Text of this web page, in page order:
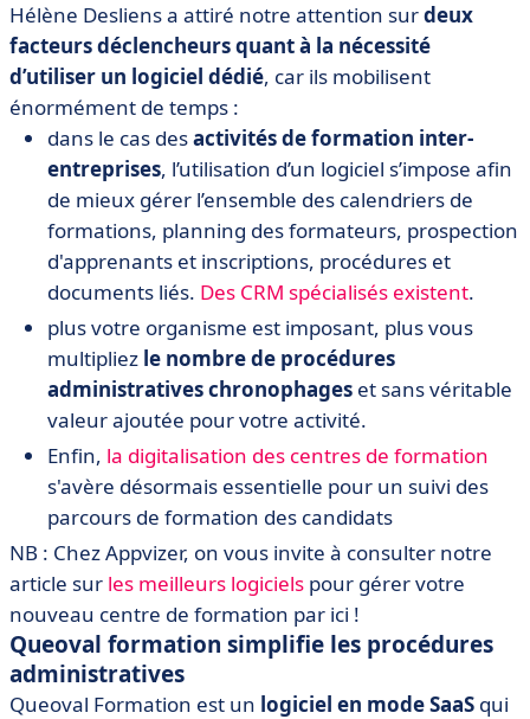
Hélène Desliens a attiré notre attention surdeux
facteurs déclencheurs quant à la nécessité
d’utiliser un logiciel dédié, car ils mobilisent
énormément de temps :
dans le cas desactivités de formation inter-
entreprises, l’utilisation d’un logiciel s’impose afin
de mieux gérer l’ensemble des calendriers de
formations, planning des formateurs, prospection
d'apprenants et inscriptions, procédures et
documents liés. Des CRM spécialisés existent.
plus votre organisme est imposant, plus vous
multipliez le nombre de procédures
administratives chronophages et sans véritable
valeur ajoutée pour votre activité.
Enfin, la digitalisation des centres de formation
s'avère désormais essentielle pour un suivi des
parcours de formation des candidats
NB : Chez Appvizer, on vous invite à consulter notre
article sur les meilleurs logiciels pour gérer votre
nouveau centre de formation par ici !
Queoval formation simplifie les procédures
administratives
Queoval Formation est un logiciel en mode SaaS qui